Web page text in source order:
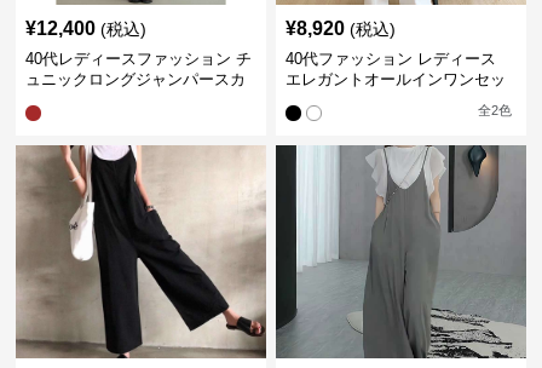
¥12,400 (税込)
40代レディースファッション チ
ュニックロングジャンパースカ
¥8,920 (税込)
40代ファッション レディース
エレガントオールインワンセッ
全2色